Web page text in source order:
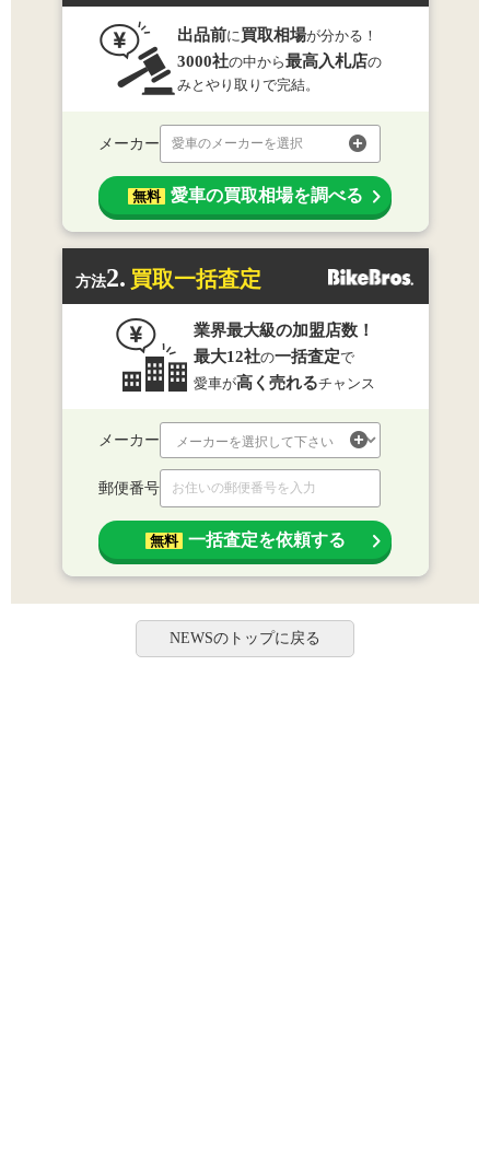
出品前に買取相場が分かる！
3000社の中から最高入札店の
みとやり取りで完結。
メーカー 愛車のメーカーを選択
無料 愛車の買取相場を調べる
方法2. 買取一括査定
業界最大級の加盟店数！
最大12社の一括査定で
愛車が高く売れるチャンス
メーカー
郵便番号
無料 一括査定を依頼する
NEWSのトップに戻る